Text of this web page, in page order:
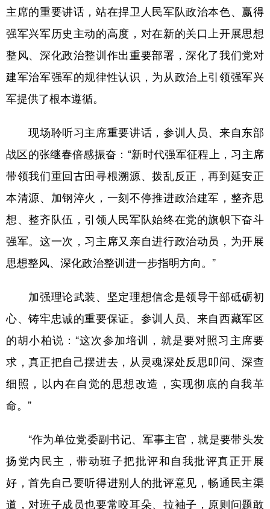
新疆 内蒙古 黑龙江
Deutsch Português
主席的重要讲话，站在捍卫人民军队政治本色、赢得
强军兴军历史主动的高度，对在新的关口上开展思想
整风、深化政治整训作出重要部署，深化了我们党对
建军治军强军的规律性认识，为从政治上引领强军兴
军提供了根本遵循。
现场聆听习主席重要讲话，参训人员、来自东部
战区的张继春倍感振奋：“新时代强军征程上，习主席
带领我们重回古田寻根溯源、拨乱反正，再到延安正
本清源、加钢淬火，一刻不停推进政治建军，整齐思
想、整齐队伍，引领人民军队始终在党的旗帜下奋斗
强军。这一次，习主席又亲自进行政治动员，为开展
思想整风、深化政治整训进一步指明方向。”
加强理论武装、坚定理想信念是领导干部砥砺初
心、铸牢忠诚的重要保证。参训人员、来自西藏军区
的胡小柏说：“这次参加培训，就是要对照习主席要
求，真正把自己摆进去，从灵魂深处反思叩问、深查
细照，以内在自觉的思想改造，实现彻底的自我革
命。”
“作为单位党委副书记、军事主官，就是要带头发
扬党内民主，带动班子把批评和自我批评真正开展
好，首先自己要听得进别人的批评意见，畅通民主渠
道，对班子成员也要常咬耳朵、拉袖子，原则问题敢